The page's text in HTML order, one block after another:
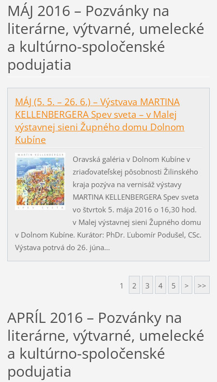
MÁJ 2016 – Pozvánky na
literárne, výtvarné, umelecké
a kultúrno-spoločenské
podujatia
MÁJ (5. 5. – 26. 6.) – Výstvava MARTINA
KELLENBERGERA Spev sveta – v Malej
výstavnej sieni Župného domu Dolnom
Kubíne
Oravská galéria v Dolnom Kubíne v
zriaďovateľskej pôsobnosti Žilinského
kraja pozýva na vernisáž výstavy
MARTINA KELLENBERGERA Spev sveta
vo štvrtok 5. mája 2016 o 16,30 hod.
v Malej výstavnej sieni Župného domu
v Dolnom Kubíne. Kurátor: PhDr. Ľubomír Podušel, CSc.
Výstava potrvá do 26. júna...
1 2 3 4 5 > >>
APRÍL 2016 – Pozvánky na
literárne, výtvarné, umelecké
a kultúrno-spoločenské
podujatia